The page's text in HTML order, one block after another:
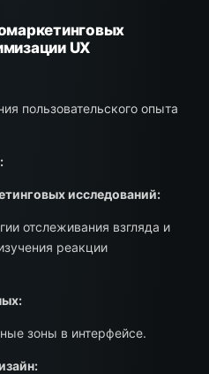
UX
пользовательского опыта
исследований:
отслеживания взгляда и
реакции
зоны в интерфейсе.